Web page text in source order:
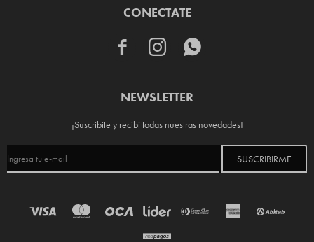
CONECTATE
  
NEWSLETTER
¡Suscribite y recibí todas nuestras novedades!
SUSCRIBIRME